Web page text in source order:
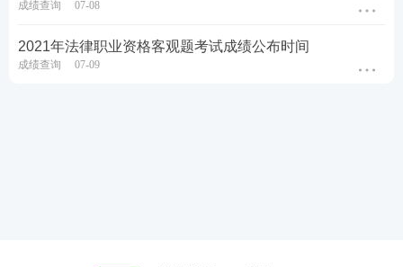
成绩查询 07-08
2021年法律职业资格客观题考试成绩公布时间
成绩查询 07-09